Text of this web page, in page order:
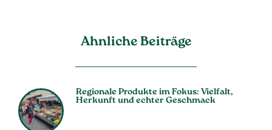
Ahnliche Beiträge
Regionale Produkte im Fokus: Vielfalt,
Herkunft und echter Geschmack